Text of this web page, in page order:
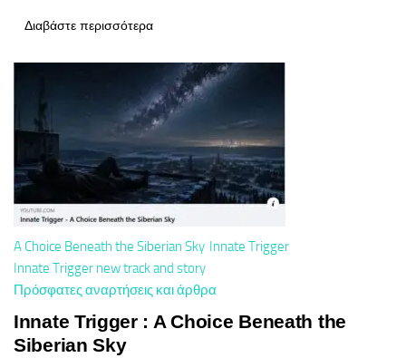
Διαβάστε περισσότερα
A Choice Beneath the Siberian Sky Innate Trigger
Innate Trigger new track and story
Πρόσφατες αναρτήσεις και άρθρα
Innate Trigger : A Choice Beneath the
Siberian Sky